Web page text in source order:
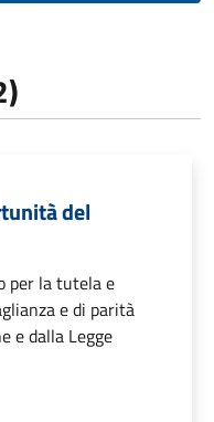
del
per la tutela e
e di parità
e dalla Legge